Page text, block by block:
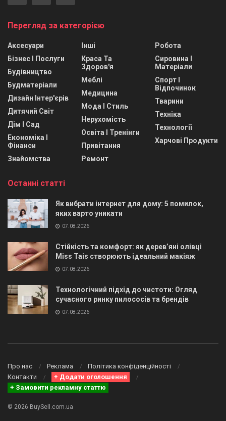
Перегляд за категорією
Аксесуари
Бізнес І Послуги
Будівництво
Будматеріали
Дизайн Інтер'єрів
Дитячий Світ
Дім І Сад
Економіка І
Фінанси
Знайомства
Інші
Краса Та
Здоров'я
Меблі
Медицина
Мода І Стиль
Нерухомість
Освіта І Тренінги
Привітання
Ремонт
Робота
Сировина І
Матеріали
Спорт І
Відпочинок
Тварини
Техніка
Технології
Харчові Продукти
Останні статті
Як вибрати інтернет для дому: 5 помилок,
яких варто уникати
07.08.2026
Стійкість та комфорт: як дерев’яні олівці
Miss Tais створюють ідеальний макіяж
07.08.2026
Технологічний підхід до чистоти: Огляд
сучасного ринку пилососів та брендів
07.08.2026
Про нас Реклама
Політика конфіденційності
Контакти
+ Додати оголошення
+ Замовити рекламну статтю
© 2026 BuySell.com.ua